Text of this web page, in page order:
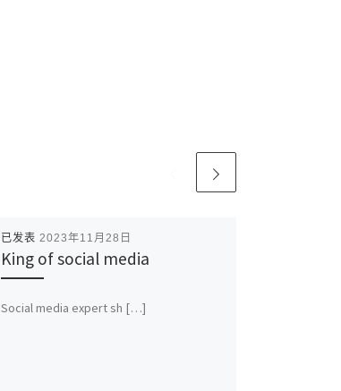
已发表 2023年11月28日
King of social media
Social media expert sh […]